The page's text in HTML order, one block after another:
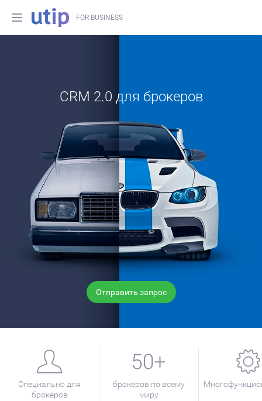
FOR BUSINESS
CRM 2.0 для брокеров
Отправить запрос
Специально для
брокеров
брокеров по всему
миру